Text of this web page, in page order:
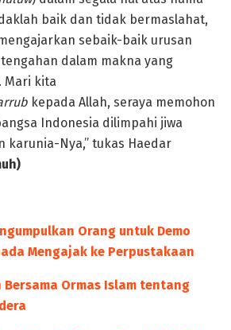
baik dan tidak bermaslahat,
sebaik-baik urusan
dalam makna yang
Mari kita
kepada Allah, seraya memohon
Indonesia dilimpahi jiwa
karunia-Nya,” tukas Haedar
Orang untuk Demo
Mengajak ke Perpustakaan
Ormas Islam tentang